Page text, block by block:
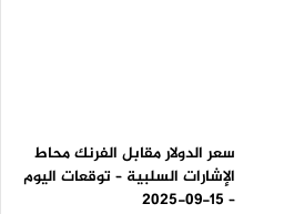
سعر الدولار مقابل الفرنك محاط
الإشارات السلبية – توقعات اليوم
– 15-09-2025